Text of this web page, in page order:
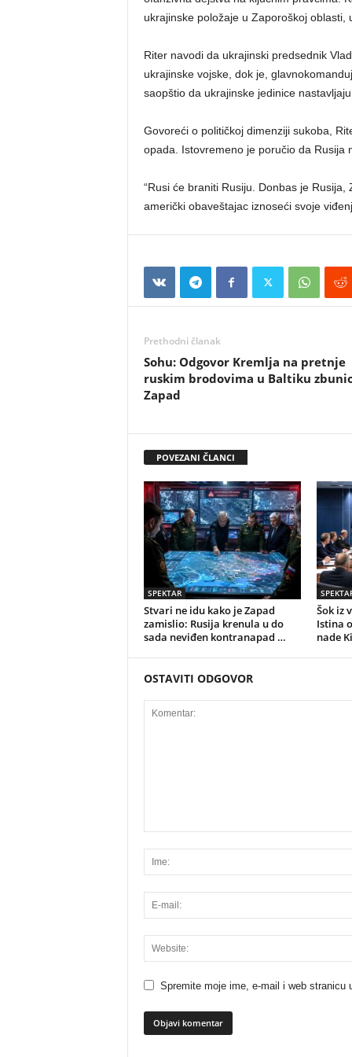
ukrajinske položaje u Zaporoškoj
Riter navodi da ukrajinski predsednik
ukrajinske vojske, dok je,
saopštio da ukrajinske jedinice
Govoreći o političkoj dimenziji sukoba,
opada. Istovremeno je poručio da Rusija
“Rusi će braniti Rusiju. Donbas je
američki obaveštajac iznoseći svoje
Prethodni članak
Sohu: Odgovor Kremlja na pretnje
ruskim brodovima u Baltiku
Zapad
POVEZANI ČLANCI
SPEKTAR
Stvari ne idu kako je Zapad
zamislio: Rusija krenula u do
sada neviđen kontranapad …
Šok iz
Istina
nade
OSTAVITI ODGOVOR
Spremite moje ime, e-mail i web stranicu